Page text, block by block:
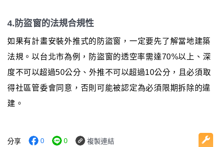
4.防盜窗的法規合規性
如果有計畫安裝外推式的防盜窗，一定要先了解當地建築
法規。以台北市為例，防盜窗的透空率需達70%以上、深
度不可以超過50公分、外推不可以超過10公分，且必須取
得社區管委會同意，否則可能被認定為必須限期拆除的違
建。
分享 0 0 複製連結